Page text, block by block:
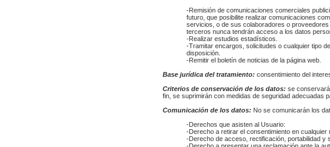
-Remisión de comunicaciones comerciales
futuro, que posibilite realizar comunicaciones
servicios, o de sus colaboradores o
terceros nunca tendrán acceso a los datos
-Realizar estudios estadísticos.
-Tramitar encargos, solicitudes o cualquier tipo
disposición.
-Remitir el boletín de noticias de la página web.
Base jurídica del tratamiento: consentimiento del
Criterios de conservación de los datos: se
fin, se suprimirán con medidas de seguridad adecuadas
Comunicación de los datos: No se comunicarán los
-Derechos que asisten al Usuario:
-Derecho a retirar el consentimiento en cualquier
-Derecho de acceso, rectificación, portabilidad y